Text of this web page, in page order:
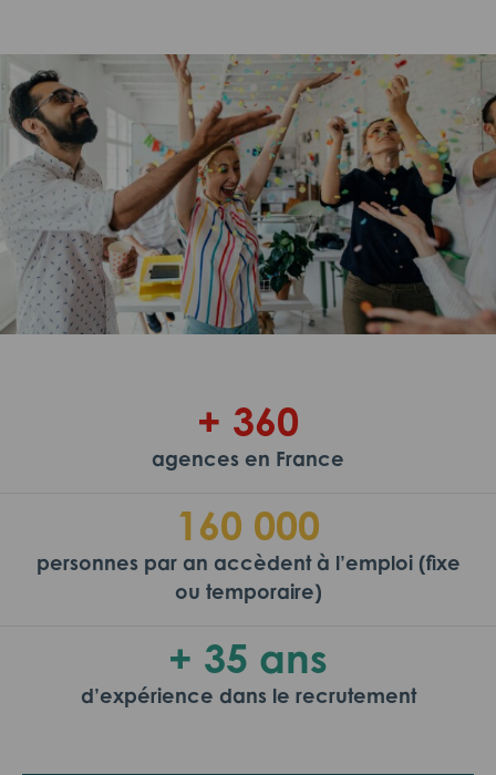
+ 360
agences en France
160 000
personnes par an accèdent à l’emploi (fixe
ou temporaire)
+ 35 ans
d’expérience dans le recrutement